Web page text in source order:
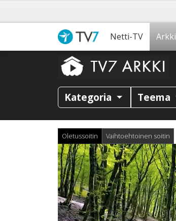
Netti-TV Arkki
Kategoria Teema
Oletussoitin Vaihtoehtoinen soitin